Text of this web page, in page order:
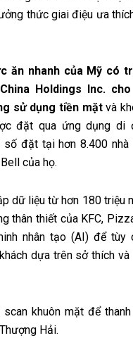
thức giai điệu ưa
ăn nhanh của Mỹ có
Holdings Inc.
sử dụng tiền mặtvà
đặt qua ứng dụng di
số đặt tại hơn 8.400 nhà
của họ.
dữ liệu từ hơn 180 triệu
thân thiết của KFC,
nhân tạo (AI) để tùy
dựa trên sở thích và
khuôn mặt để
Hải.